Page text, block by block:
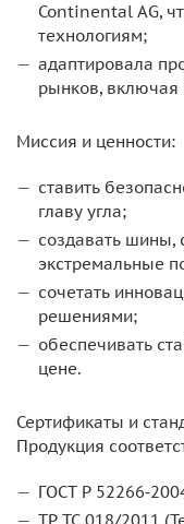
Continental AG,
технологиям;
адаптировала
рынков, включая
Миссия и ценности:
ставить
главу угла;
создавать
экстремальные
сочетать
решениями;
обеспечивать
цене.
Сертификаты и
Продукция
ГОСТ Р